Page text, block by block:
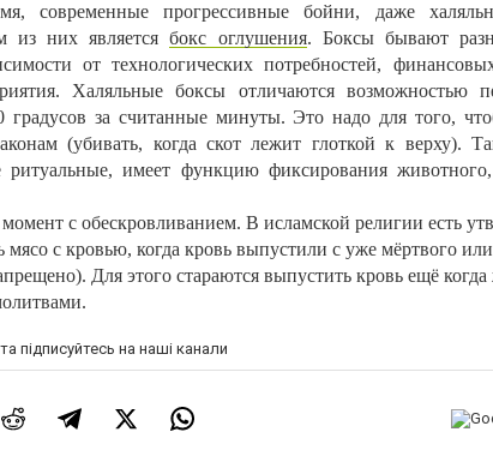
современные прогрессивные бойни, даже
из них являетсябокс оглушения. Боксы бывают
от технологических потребностей,
Халяльные боксы отличаются возможностью
за считанные минуты. Это надо для того,
(убивать, когда скот лежит глоткой к верху).
имеет функцию фиксирования
с обескровливанием. В исламской религии есть
мясо с кровью, когда кровь выпустили с уже мёртвого
Для этого стараются выпустить кровь ещё
підписуйтесь на наші канали